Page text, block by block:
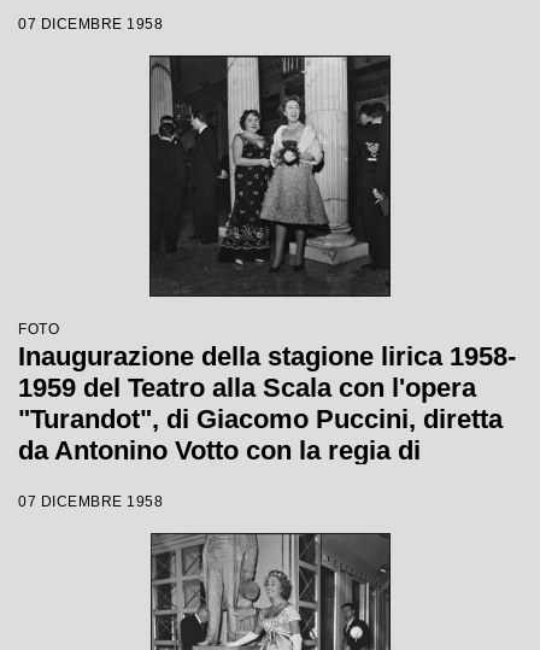
Giacomo Puccini, diretta da Antonino
Votto con la regia di Margherita
07 DICEMBRE 1958
FOTO
Inaugurazione della stagione lirica 1958-
1959 del Teatro alla Scala con l'opera
"Turandot", di Giacomo Puccini, diretta
da Antonino Votto con la regia di
07 DICEMBRE 1958